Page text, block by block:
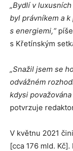
„Bydlí v
byl právníkem a
s energiemi,“píše
s Křetínským
„Snažil jsem se
odvážném
kdysi
potvrzuje
V květnu 2021
[cca 176 mld.